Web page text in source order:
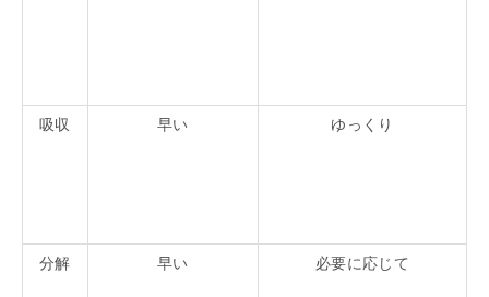
吸収 早い ゆっくり
分解 早い 必要に応じて